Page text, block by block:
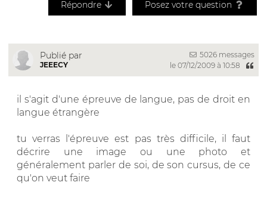
Répondre Posez votre question
Publié par
JEEECY
5026 messages
le 07/12/2009 à 10:58
il s'agit d'une épreuve de langue, pas de droit en
langue étrangère
tu verras l'épreuve est pas très difficile, il faut
décrire une image ou une photo et
généralement parler de soi, de son cursus, de ce
qu'on veut faire